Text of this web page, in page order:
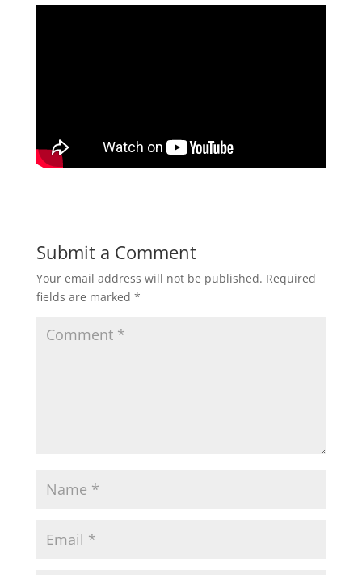
Submit a Comment
Your email address will not be published. Required
fields are marked *